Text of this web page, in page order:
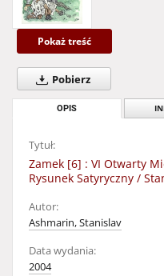
Pokaż treść
Pobierz
OPIS
Tytuł:
Zamek [6] : VI Otwarty
Rysunek Satyryczny /
Autor:
Ashmarin, Stanislav
Data wydania:
2004